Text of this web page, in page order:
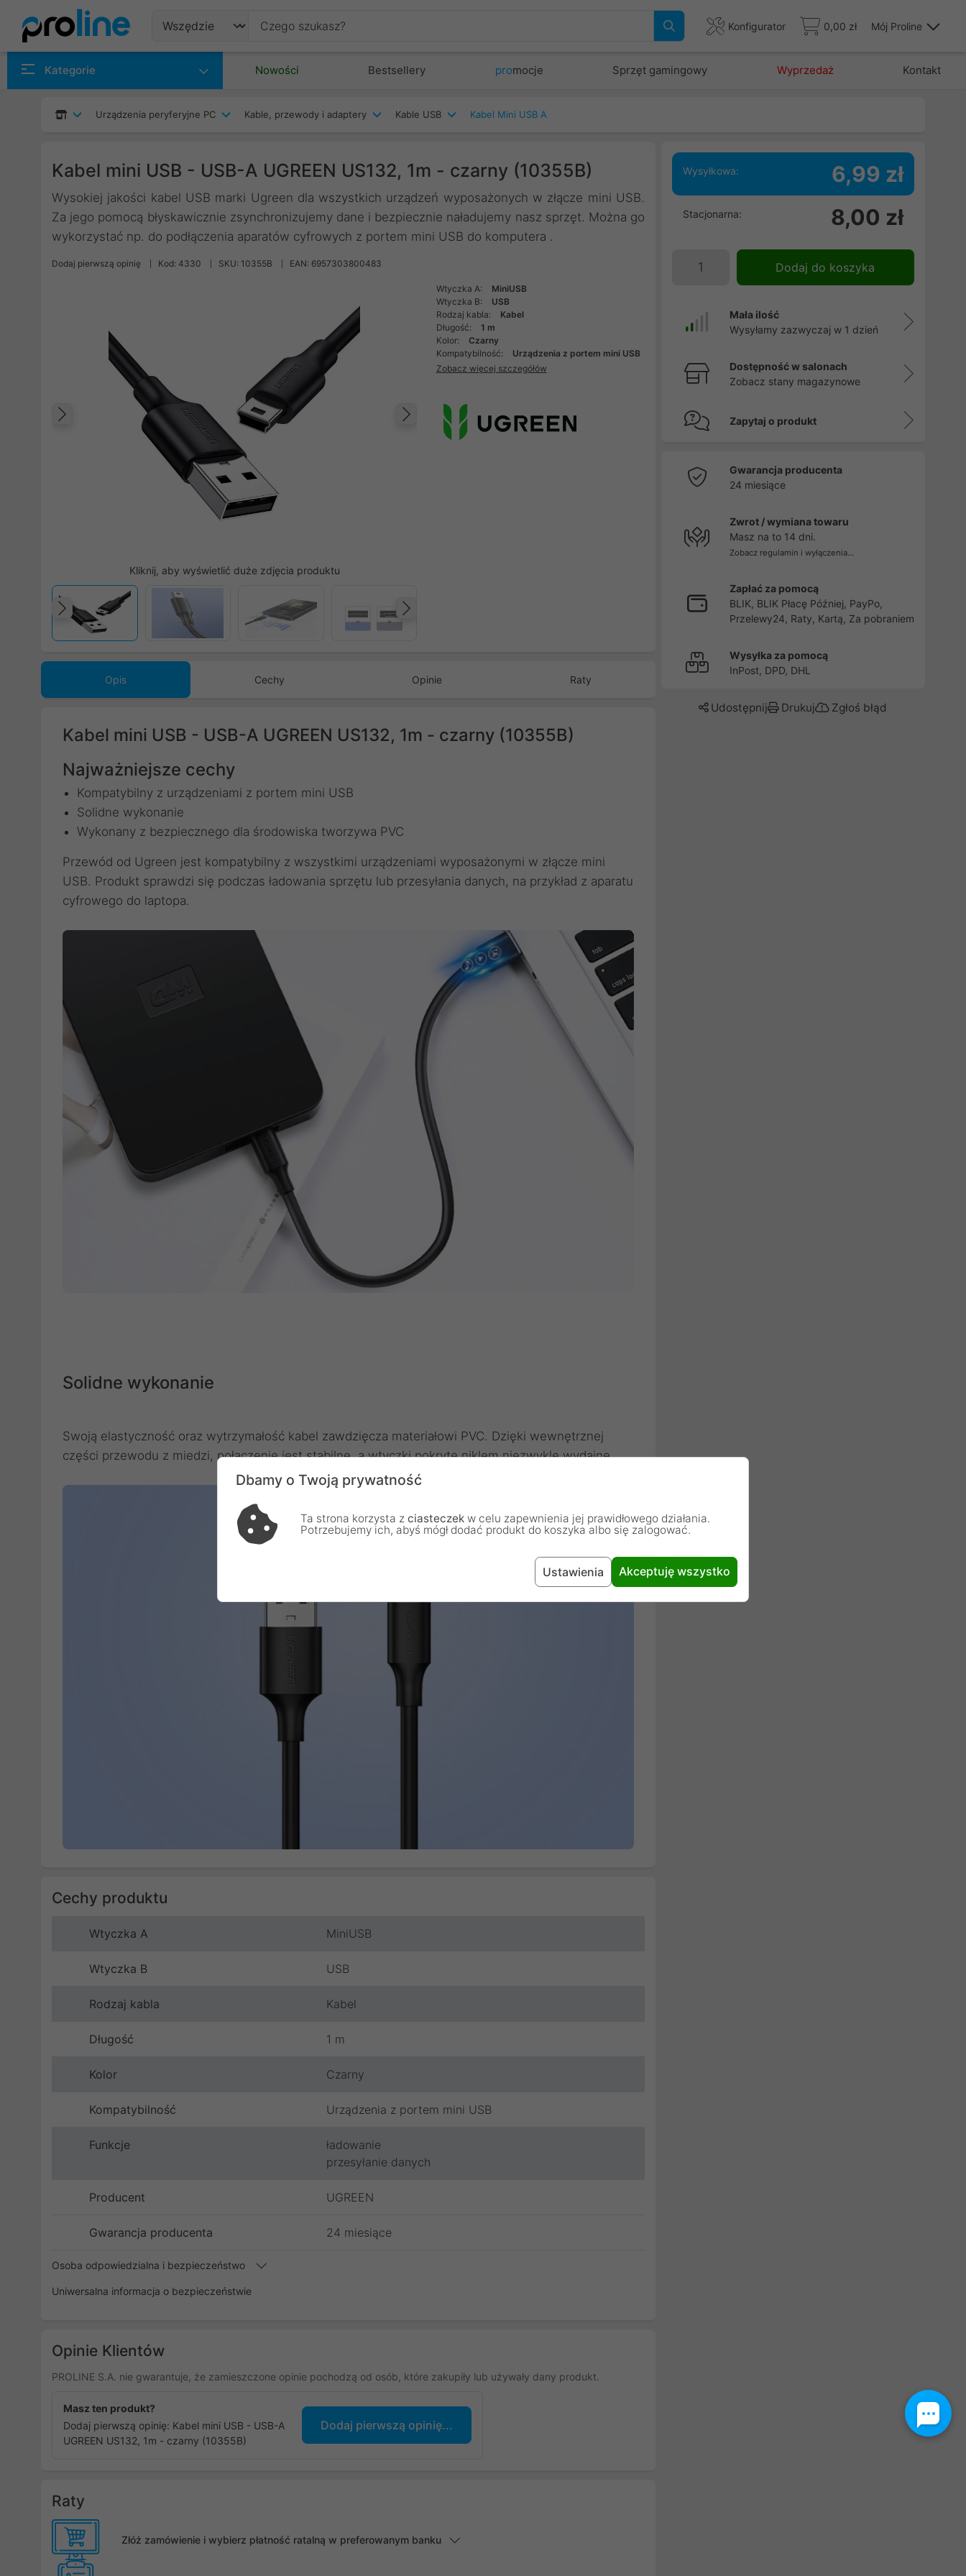
Konfigurator 0,00 zł Mój Proline
Kategorie Nowości Bestsellery promocje Sprzęt gamingowy Wyprzedaż Kontakt
Urządzenia peryferyjne PC Kable, przewody i adaptery Kable USB Kabel Mini USB A
Kabel mini USB - USB-A UGREEN US132, 1m - czarny (10355B)
Wysokiej jakości kabel USB marki Ugreen dla wszystkich urządzeń wyposażonych w złącze mini USB.
Za jego pomocą błyskawicznie zsynchronizujemy dane i bezpiecznie naładujemy nasz sprzęt. Można go
wykorzystać np. do podłączenia aparatów cyfrowych z portem mini USB do komputera .
Dodaj pierwszą opinię Kod: 4330 SKU: 10355B EAN: 6957303800483
Następny
Poprzedni
Kliknij, aby wyświetlić duże zdjęcia produktu
Poprzedni
Wtyczka A:
MiniUSB
Wtyczka B:
USB
Rodzaj kabla:
Kabel
Długość:
1 m
Kolor:
Czarny
Kompatybilność:
Urządzenia z portem mini USB
Zobacz więcej szczegółów
Opis Cechy Opinie Raty
Kabel mini USB - USB-A UGREEN US132, 1m - czarny (10355B)
Najważniejsze cechy
Kompatybilny z urządzeniami z portem mini USB
Solidne wykonanie
Wykonany z bezpiecznego dla środowiska tworzywa PVC
Przewód od Ugreen jest kompatybilny z wszystkimi urządzeniami wyposażonymi w złącze mini
USB. Produkt sprawdzi się podczas ładowania sprzętu lub przesyłania danych, na przykład z aparatu
cyfrowego do laptopa.
Solidne wykonanie
Swoją elastyczność oraz wytrzymałość kabel zawdzięcza materiałowi PVC. Dzięki wewnętrznej
części przewodu z miedzi, połączenie jest stabilne, a wtyczki pokryte niklem niezwykle wydajne.
Cechy produktu
Wtyczka A MiniUSB
Wtyczka B USB
Rodzaj kabla Kabel
Długość 1 m
Kolor Czarny
Kompatybilność Urządzenia z portem mini USB
Funkcje
ładowanie
przesyłanie danych
Producent UGREEN
Gwarancja producenta 24 miesiące
Osoba odpowiedzialna i bezpieczeństwo
Uniwersalna informacja o bezpieczeństwie
Opinie Klientów
PROLINE S.A. nie gwarantuje, że zamieszczone opinie pochodzą od osób, które zakupiły lub używały dany produkt.
Masz ten produkt?
Dodaj pierwszą opinię: Kabel mini USB - USB-A
UGREEN US132, 1m - czarny (10355B)
Dodaj pierwszą opinię...
Raty
Złóż zamówienie i wybierz płatność ratalną w preferowanym banku
Wysyłkowa: 6,99 zł
Stacjonarna: 8,00 zł
Dodaj do koszyka
Mała ilość
Wysyłamy zazwyczaj w 1 dzień
Dostępność w salonach
Zobacz stany magazynowe
Zapytaj o produkt
Gwarancja producenta
24 miesiące
Zwrot / wymiana towaru
Masz na to 14 dni.
Zobacz regulamin i wyłączenia...
Zapłać za pomocą
BLIK, BLIK Płacę Później, PayPo,
Przelewy24, Raty, Kartą, Za pobraniem
Wysyłka za pomocą
InPost, DPD, DHL
Udostępnij Drukuj Zgłoś błąd
Dbamy o Twoją prywatność
Ta strona korzysta z ciasteczek w celu zapewnienia jej prawidłowego działania.
Potrzebujemy ich, abyś mógł dodać produkt do koszyka albo się zalogować.
Ustawienia Akceptuję wszystko